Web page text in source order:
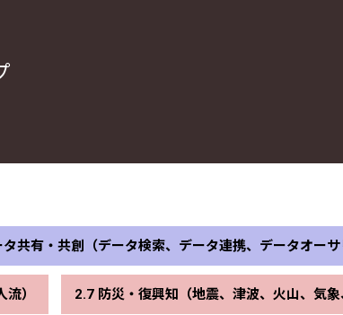
共有・共創（データ検索、データ連携、データオーサ
） 2.7 防災・復興知（地震、津波、火山、気